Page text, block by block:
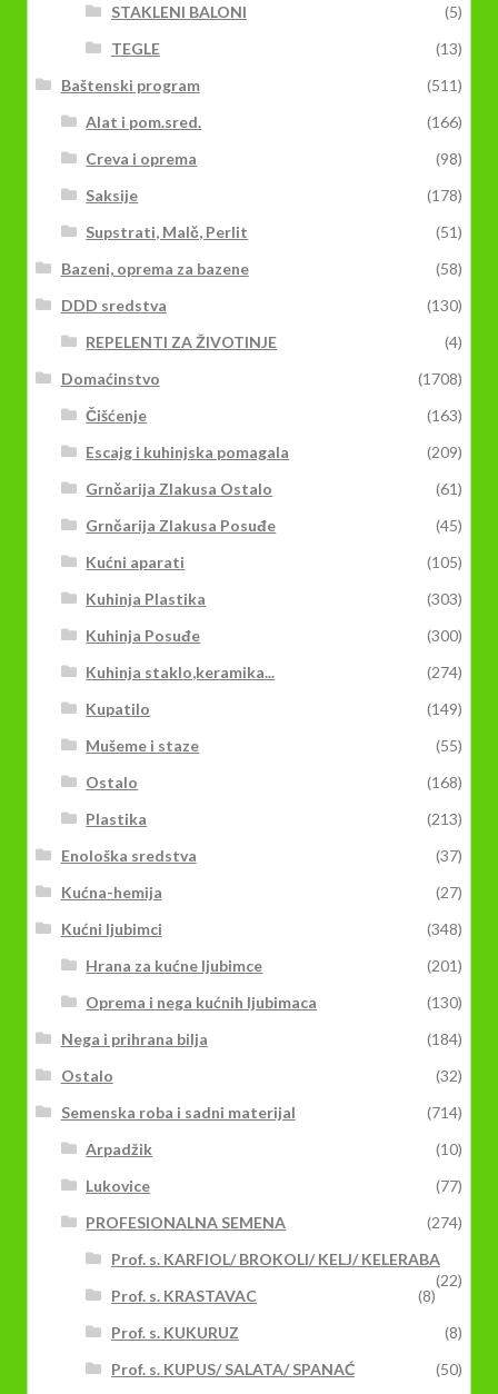
STAKLENI BALONI
(5)
TEGLE
(13)
Baštenski program
(511)
Alat i pom.sred.
(166)
Creva i oprema
(98)
Saksije
(178)
Supstrati, Malč, Perlit
(51)
Bazeni, oprema za bazene
(58)
DDD sredstva
(130)
REPELENTI ZA ŽIVOTINJE
(4)
Domaćinstvo
(1708)
Čišćenje
(163)
Escajg i kuhinjska pomagala
(209)
Grnčarija Zlakusa Ostalo
(61)
Grnčarija Zlakusa Posuđe
(45)
Kućni aparati
(105)
Kuhinja Plastika
(303)
Kuhinja Posuđe
(300)
Kuhinja staklo,keramika...
(274)
Kupatilo
(149)
Mušeme i staze
(55)
Ostalo
(168)
Plastika
(213)
Enološka sredstva
(37)
Kućna-hemija
(27)
Kućni ljubimci
(348)
Hrana za kućne ljubimce
(201)
Oprema i nega kućnih ljubimaca
(130)
Nega i prihrana bilja
(184)
Ostalo
(32)
Semenska roba i sadni materijal
(714)
Arpadžik
(10)
Lukovice
(77)
PROFESIONALNA SEMENA
(274)
Prof. s. KARFIOL/ BROKOLI/ KELJ/ KELERABA
(22)
Prof. s. KRASTAVAC
(8)
Prof. s. KUKURUZ
(8)
Prof. s. KUPUS/ SALATA/ SPANAĆ
(50)